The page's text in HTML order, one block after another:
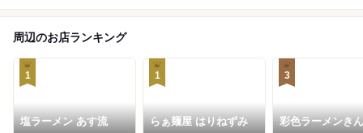
周辺のお店ランキング
1
塩ラーメン あす流
1
らぁ麺屋 はりねずみ
3
彩色ラーメンき